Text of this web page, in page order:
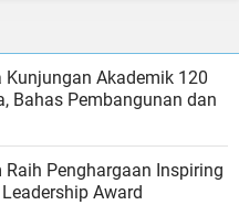
Kunjungan Akademik 120
Bahas Pembangunan dan
Raih Penghargaan Inspiring
Award